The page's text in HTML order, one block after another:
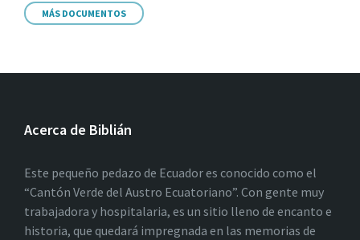
MÁS DOCUMENTOS
Acerca de Biblián
Este pequeño pedazo de Ecuador es conocido como el
“Cantón Verde del Austro Ecuatoriano”. Con gente muy
trabajadora y hospitalaria, es un sitio lleno de encanto e
historia, que quedará impregnada en las memorias de